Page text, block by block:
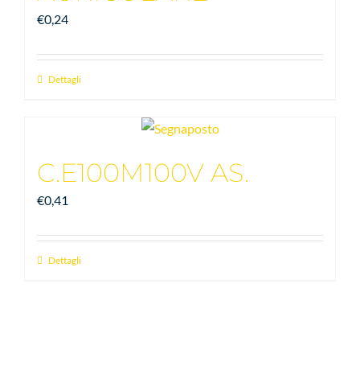
€0,24
Dettagli
C.E100M100V AS.
€0,41
Dettagli